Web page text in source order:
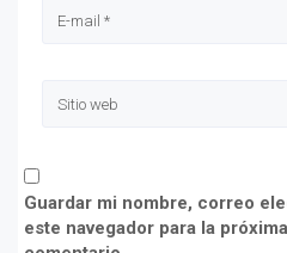
Guardar mi nombre, correo
este navegador para la